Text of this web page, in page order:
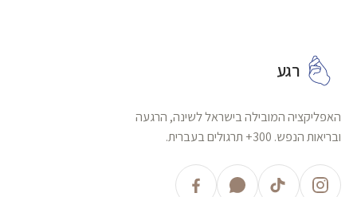
רגע
האפליקציה המובילה בישראל לשינה, הרגעה
ובריאות הנפש. 300+ תרגולים בעברית.